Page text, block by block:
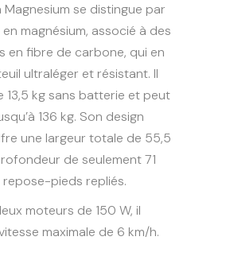
Magnesium se distingue par
magnésium, associé à des
en fibre de carbone, qui en
ultraléger et résistant. Il
13,5 kg sans batterie et peut
136 kg. Son design
une largeur totale de 55,5
de seulement 71
repose-pieds repliés.
moteurs de 150 W, il
maximale de 6 km/h.